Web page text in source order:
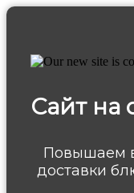
Сайт на
Повышаем
доставки